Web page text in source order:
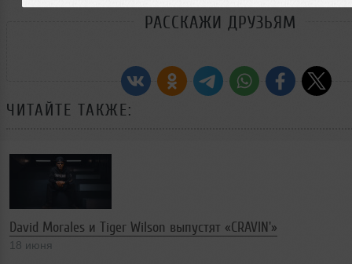
РАССКАЖИ ДРУЗЬЯМ
ЧИТАЙТЕ ТАКЖЕ:
David Morales и Tiger Wilson выпустят «CRAVIN'»
18 июня